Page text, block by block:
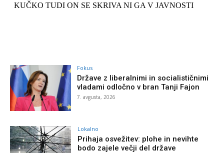
Fokus
Države z liberalnimi in socialističnimi
vladami odločno v bran Tanji Fajon
7. avgusta, 2026
Lokalno
Prihaja osvežitev: plohe in nevihte
bodo zajele večji del države